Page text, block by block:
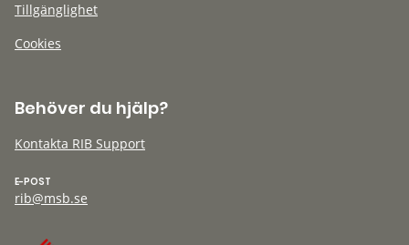
Tillgänglighet
Cookies
Behöver du hjälp?
Kontakta RIB Support
E-POST
rib@msb.se